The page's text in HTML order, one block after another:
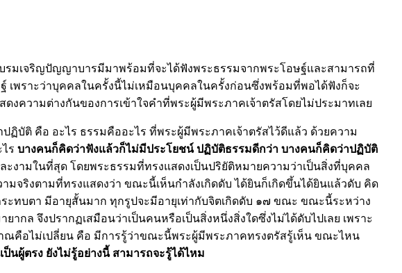
มเจริญปัญญาบารมีมาพร้อมที่จะได้ฟังพระธรรมจากพระโอษฐ์และสามารถที่
เพราะว่าบุคคลในครั้งนี้ไม่เหมือนบุคคลในครั้งก่อนซึ่งพร้อมที่พอได้ฟังก็จะ
งความต่างกันของการเข้าใจคำที่พระผู้มีพระภาคเจ้าตรัสโดยไม่ประมาทเลย
บัติ คือ อะไร ธรรมคืออะไร ที่พระผู้มีพระภาคเจ้าตรัสไว้ดีแล้ว ด้วยความ
ร บางคนก็คิดว่าฟังแล้วก็ไม่มีประโยชน์ ปฏิบัติธรรมดีกว่า บางคนก็คิดว่าปฏิบัติ
ะงามในที่สุด โดยพระธรรมที่ทรงแสดงเป็นปริยัติหมายความว่าเป็นสิ่งที่บุคคล
ามจริงตามที่ทรงแสดงว่า ขณะนี้เห็นกำลังเกิดดับ ได้ยินก็เกิดขึ้นได้ยินแล้วดับ คิด
ระทบตา มีอายุสั้นมาก ทุกรูปจะมีอายุเท่ากับจิตเกิดดับ ๑๗ ขณะ ขณะนี้ระหว่าง
กล จึงปรากฏเสมือนว่าเป็นคนหรือเป็นสิ่งหนึ่งสิ่งใดซึ่งไม่ได้ดับไปเลย เพราะ
ณคือไม่เปลี่ยน คือ มีการรู้ว่าขณะนี้พระผู้มีพระภาคทรงตรัสรู้เห็น ขณะไหน
ป็นผู้ตรง ยังไม่รู้อย่างนี้ สามารถจะรู้ได้ไหม